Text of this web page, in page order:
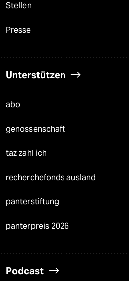
Stellen
Presse
Unterstützen
abo
genossenschaft
taz zahl ich
recherchefonds ausland
panterstiftung
panterpreis 2026
Podcast